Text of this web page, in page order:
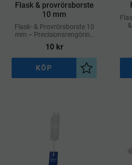
​Flask & provrörsborste
10 mm
Flask- & Provrörsborste 10
mm – Precisionsrengöring
för Smala Kärl
10kr
Lägg till i
KÖP